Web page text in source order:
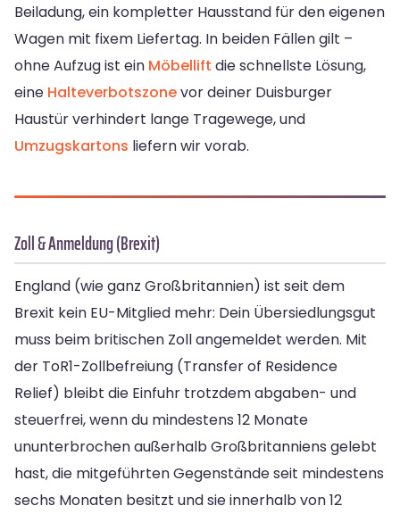
Beiladung, ein kompletter Hausstand für den eigenen
Wagen mit fixem Liefertag. In beiden Fällen gilt –
ohne Aufzug ist ein Möbellift die schnellste Lösung,
eine Halteverbotszonevor deiner Duisburger
Haustür verhindert lange Tragewege, und
Umzugskartons liefern wir vorab.
Zoll & Anmeldung (Brexit)
England (wie ganz Großbritannien) ist seit dem
Brexit kein EU-Mitglied mehr: Dein Übersiedlungsgut
muss beim britischen Zoll angemeldet werden. Mit
der ToR1-Zollbefreiung (Transfer of Residence
Relief) bleibt die Einfuhr trotzdem abgaben- und
steuerfrei, wenn du mindestens 12 Monate
ununterbrochen außerhalb Großbritanniens gelebt
hast, die mitgeführten Gegenstände seit mindestens
sechs Monaten besitzt und sie innerhalb von 12